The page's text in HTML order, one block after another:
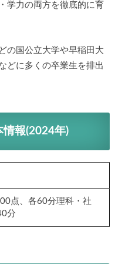
り人間力・学力の両方
の国公立大学や早稲田
などに多くの卒業生を
報(2024年)
点、各60分理科・社
分